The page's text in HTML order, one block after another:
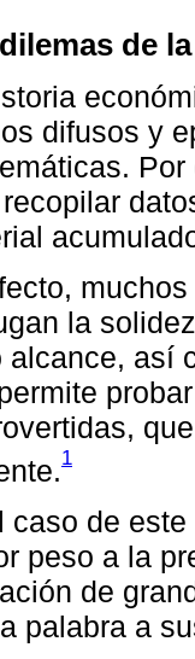
de
difusos y
la
alcance, así
1
caso de
peso a la
de
palabra a